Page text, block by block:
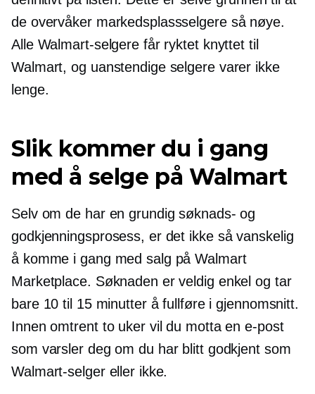
de overvåker markedsplassselgere så nøye.
Alle Walmart-selgere får ryktet knyttet til
Walmart, og uanstendige selgere varer ikke
lenge.
Slik kommer du i gang
med å selge på Walmart
Selv om de har en grundig søknads- og
godkjenningsprosess, er det ikke så vanskelig
å komme i gang med salg på Walmart
Marketplace. Søknaden er veldig enkel og tar
bare 10 til 15 minutter å fullføre i gjennomsnitt.
Innen omtrent to uker vil du motta en e-post
som varsler deg om du har blitt godkjent som
Walmart-selger eller ikke.